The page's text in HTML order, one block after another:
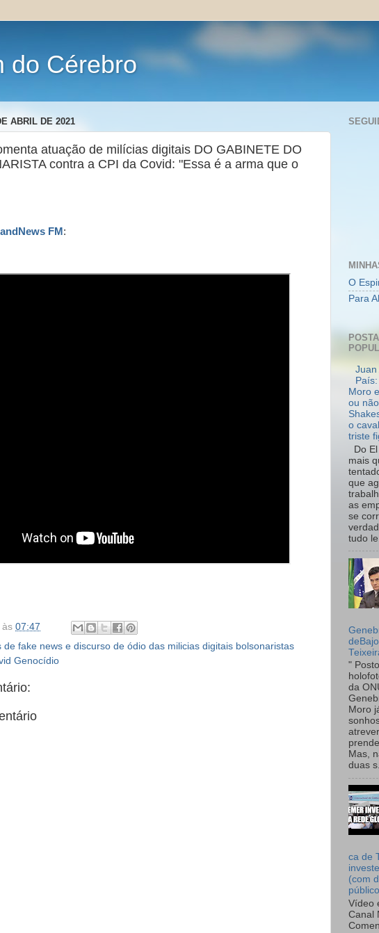
do Cérebro
ABRIL DE 2021
atuação de milícias digitais DO GABINETE DO
contra a CPI da Covid: "Essa é a arma que o
FM :
às 07:47
de fake news e discurso de ódio das milicias digitais bolsonaristas
Genocídio
O
Para
Juan
Moro
ou
o
triste
Do
mais
que
as
se
tudo
"
da
Moro
Mas,
duas
ca de
(com
Vídeo
Canal